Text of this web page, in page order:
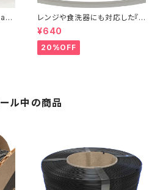
レンジや食洗器にも対応した『C
entaur PP』：お試しサンプル 5
M
¥640
20%OFF
ル中の商品